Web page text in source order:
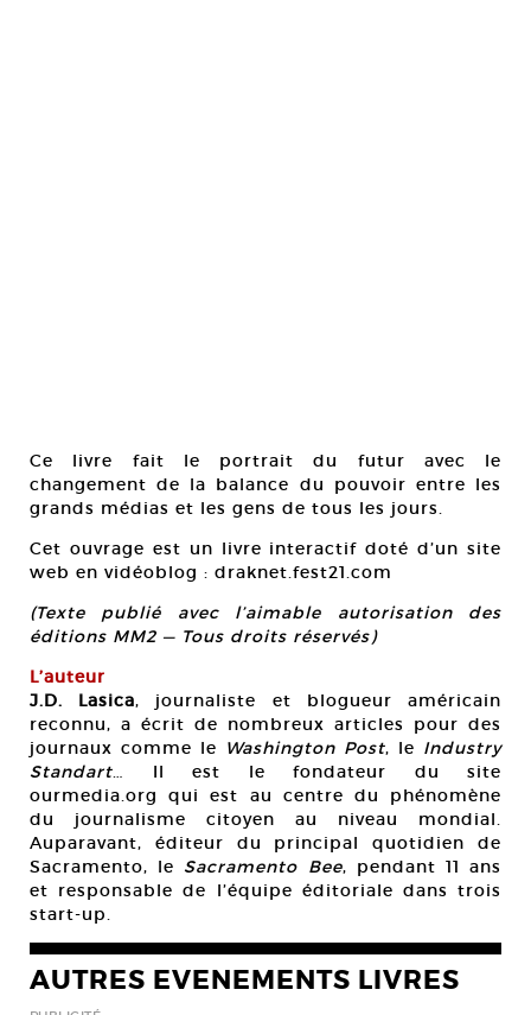
Ce livre fait le portrait du futur avec le
changement de la balance du pouvoir entre les
grands médias et les gens de tous les jours.
Cet ouvrage est un livre interactif doté d’un site
web en vidéoblog : draknet.fest21.com
(Texte publié avec l’aimable autorisation des
éditions MM2 — Tous droits réservés)
L’auteur
J.D. Lasica, journaliste et blogueur américain
reconnu, a écrit de nombreux articles pour des
journaux comme le Washington Post, le Industry
Standart… Il est le fondateur du site
ourmedia.org qui est au centre du phénomène
du journalisme citoyen au niveau mondial.
Auparavant, éditeur du principal quotidien de
Sacramento, le Sacramento Bee, pendant 11 ans
et responsable de l’équipe éditoriale dans trois
start-up.
AUTRES EVENEMENTS LIVRES